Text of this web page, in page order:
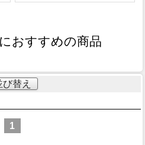
おすすめの商品
び替え
1